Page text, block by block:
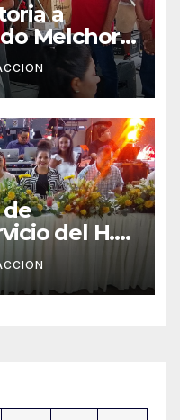
a
Melchor
Cárdenas
de
del H.
Día del